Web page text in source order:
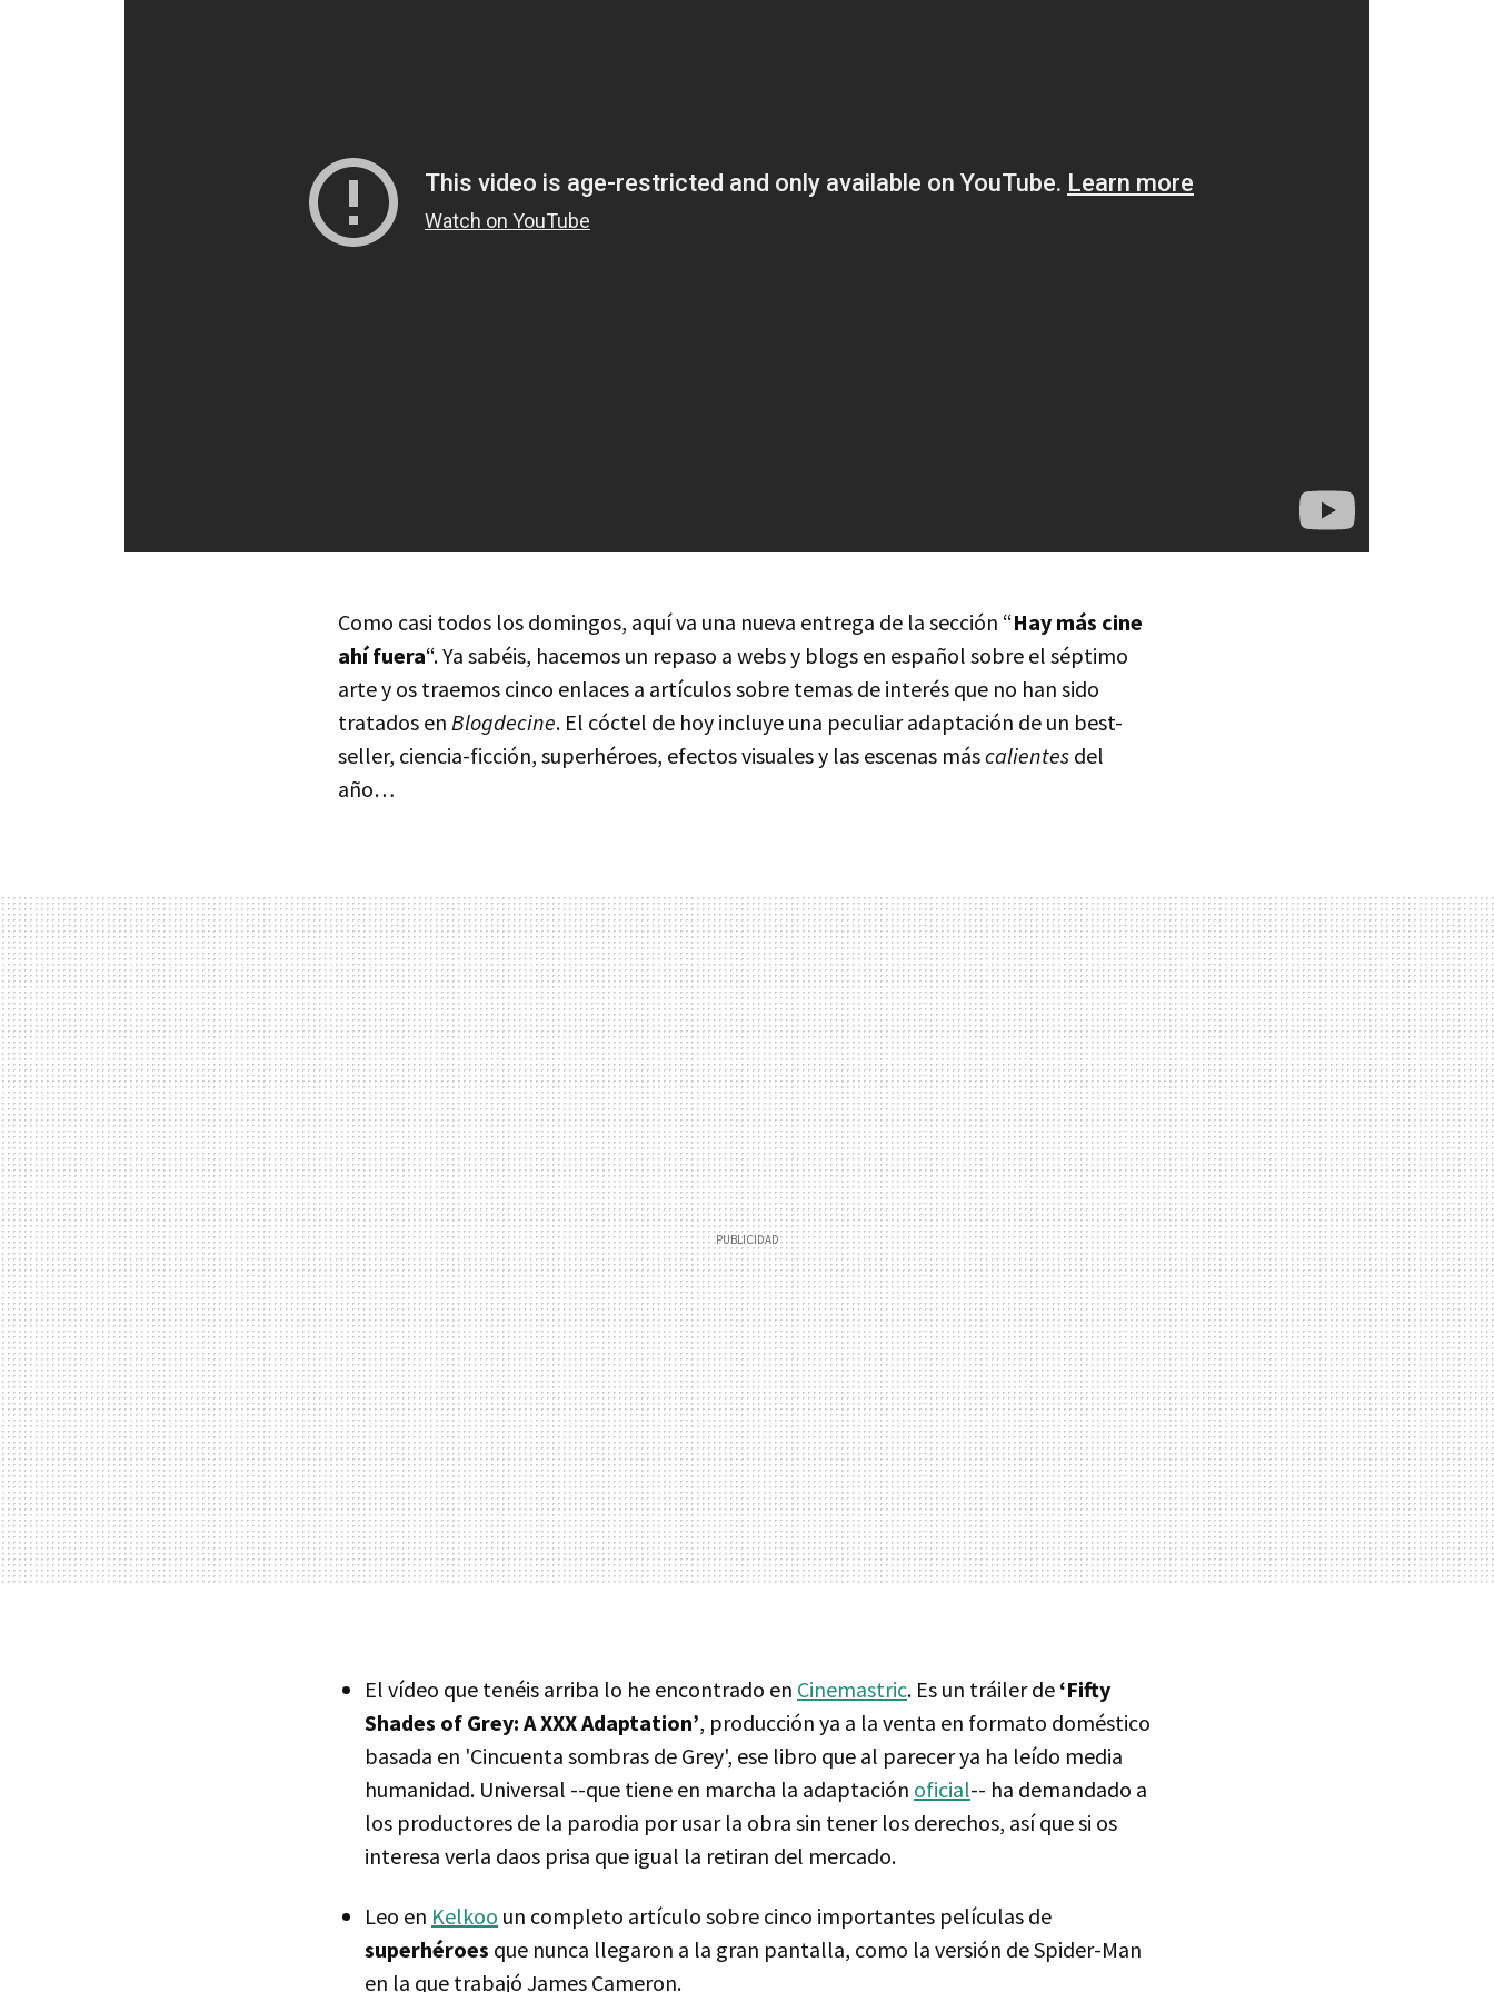
Como casi todos los domingos, aquí va una nueva entrega de la sección “Hay más cine
ahí fuera“. Ya sabéis, hacemos un repaso a webs y blogs en español sobre el séptimo
arte y os traemos cinco enlaces a artículos sobre temas de interés que no han sido
tratados en Blogdecine. El cóctel de hoy incluye una peculiar adaptación de un best-
seller, ciencia-ficción, superhéroes, efectos visuales y las escenas máscalientes del
año…
El vídeo que tenéis arriba lo he encontrado en Cinemastric. Es un tráiler de ‘Fifty
Shades of Grey: AXXXAdaptation’, producción ya a la venta en formato doméstico
basada en 'Cincuenta sombras de Grey', ese libro que al parecer ya ha leído media
humanidad. Universal --que tiene en marcha la adaptación oficial-- ha demandado a
los productores de la parodia por usar la obra sin tener los derechos, así que si os
interesa verla daos prisa que igual la retiran del mercado.
Leo en Kelkoo un completo artículo sobre cinco importantes películas de
superhéroes que nunca llegaron a la gran pantalla, como la versión de Spider-Man
en la que trabajó James Cameron.